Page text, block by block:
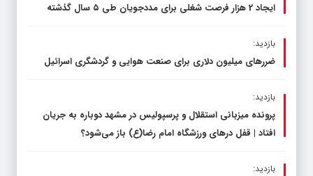
ایجاد 2 هزار فرصت شغلی برای مددجویان طی ۵ سال گذشته
بازدید:
ضررهای میلیون دلاری برای صنعت هوایی و گردشگری اسرائیل
بازدید:
پرونده میزبانی استقلال و پرسپولیس در مشهد دوباره به جریان
افتاد | قفل در‌های ورزشگاه امام رضا(ع) باز می‌شود؟
بازدید: